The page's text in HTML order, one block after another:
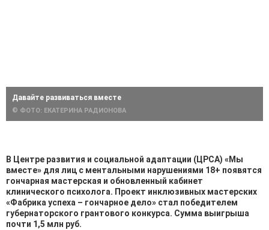
Давайте развиваться вместе
© ФОТО: ЕКАТЕРИНА РАДИОНОВА
В Центре развития и социальной адаптации (ЦРСА) «Мы
вместе» для лиц с ментальными нарушениями 18+ появятся
гончарная мастерская и обновленный кабинет
клинического психолога. Проект инклюзивных мастерских
«Фабрика успеха – гончарное дело» стал победителем
губернаторского грантового конкурса. Сумма выигрыша
почти 1,5 млн руб.